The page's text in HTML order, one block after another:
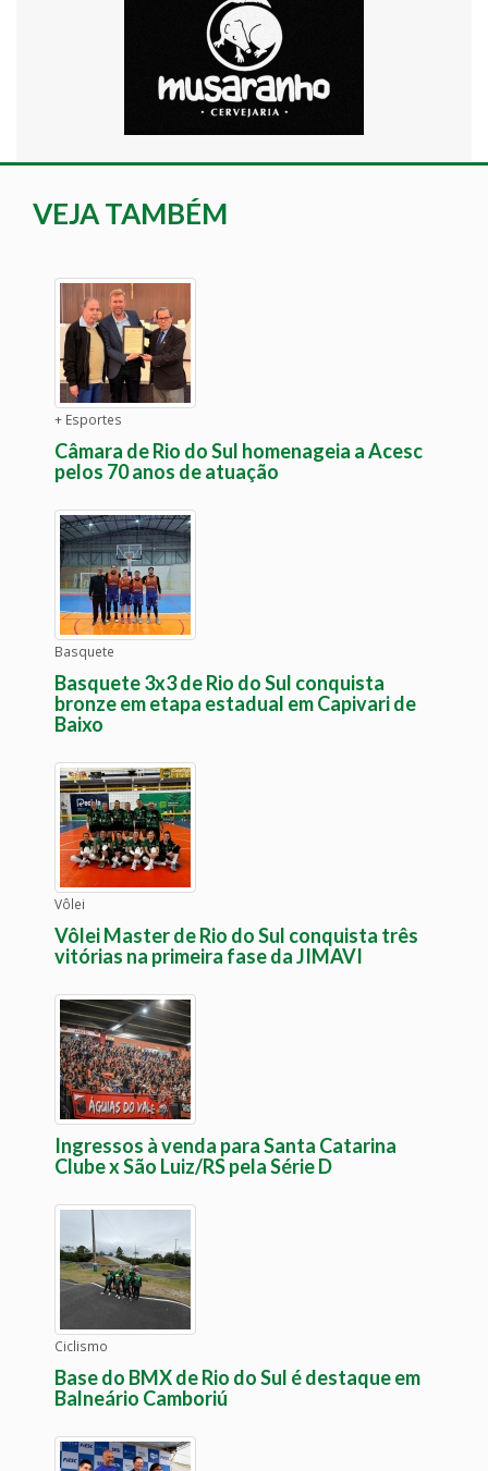
VEJA TAMBÉM
+ Esportes
Câmara de Rio do Sul homenageia a Acesc
pelos 70 anos de atuação
Basquete
Basquete 3x3 de Rio do Sul conquista
bronze em etapa estadual em Capivari de
Baixo
Vôlei
Vôlei Master de Rio do Sul conquista três
vitórias na primeira fase da JIMAVI
Ingressos à venda para Santa Catarina
Clube x São Luiz/RS pela Série D
Ciclismo
Base do BMX de Rio do Sul é destaque em
Balneário Camboriú